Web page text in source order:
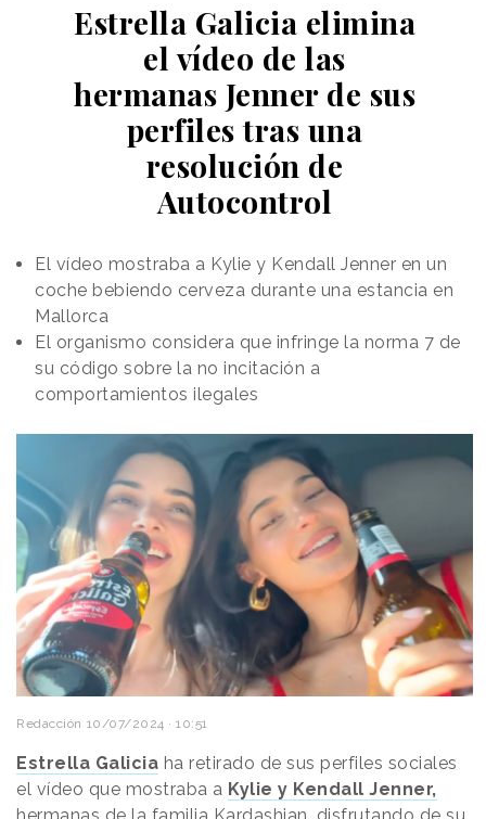
Estrella Galicia elimina
el vídeo de las
hermanas Jenner de sus
perfiles tras una
resolución de
Autocontrol
El vídeo mostraba a Kylie y Kendall Jenner en un
coche bebiendo cerveza durante una estancia en
Mallorca
El organismo considera que infringe la norma 7 de
su código sobre la no incitación a
comportamientos ilegales
Redacción 10/07/2024 · 10:51
Estrella Galicia ha retirado de sus perfiles sociales
el vídeo que mostraba a Kylie y Kendall Jenner,